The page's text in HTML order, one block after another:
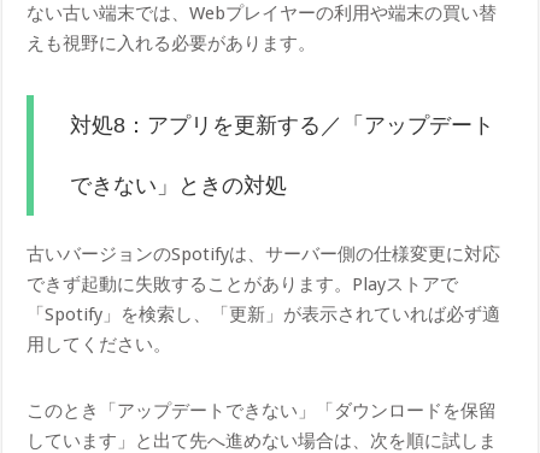
ない古い端末では、Webプレイヤーの利用や端末の買い替
えも視野に入れる必要があります。
対処8：アプリを更新する／「アップデート
できない」ときの対処
古いバージョンのSpotifyは、サーバー側の仕様変更に対応
できず起動に失敗することがあります。Playストアで
「Spotify」を検索し、「更新」が表示されていれば必ず適
用してください。
このとき「アップデートできない」「ダウンロードを保留
しています」と出て先へ進めない場合は、次を順に試しま